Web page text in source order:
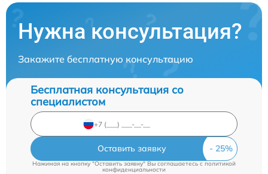
Нужна консультация?
Закажите бесплатную консультацию
Бесплатная консультация со
специалистом
Оставить заявку
Нажимая на кнопку "Оставить заявку" Вы соглашаетесь cполитикой
конфиденциальности